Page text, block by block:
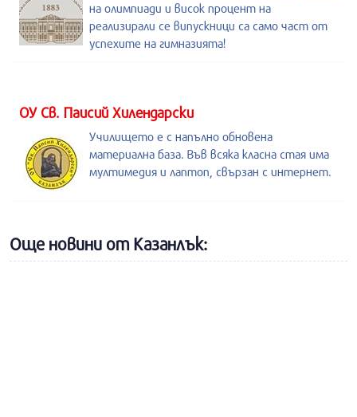
на олимпиади и висок процент на
реализирали се випускници са само част от
успехите на гимназията!
ОУ Св. Паисий Хилендарски
Училището е с напълно обновена
материална база. Във всяка класна стая има
мултимедия и лаптоп, свързан с интернет.
Още новини от Казанлък: